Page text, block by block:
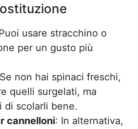
usare stracchino o
per un gusto più
non hai spinaci freschi,
quelli surgelati, ma
di scolarli bene.
cannelloni: In alternativa,